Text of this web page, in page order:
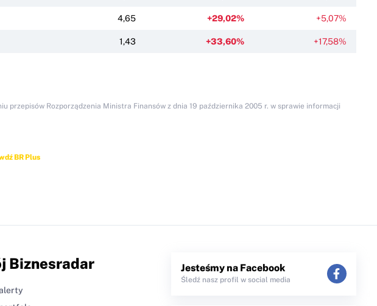
4,65 +29,02% +5,07%
1,43 +33,60% +17,58%
Rozporządzenia Ministra Finansów z dnia 19 października 2005 r. w sprawie informacji
BR Plus
Biznesradar Jesteśmy na Facebook
Śledź nasz profil w social media